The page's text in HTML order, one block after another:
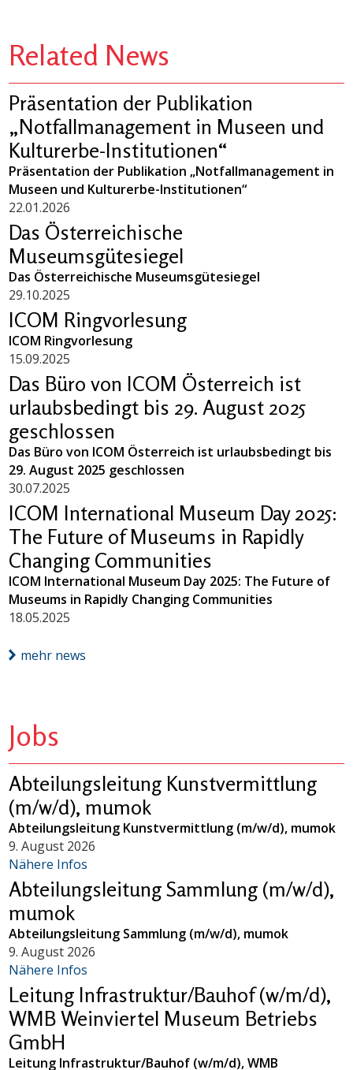
Related News
Präsentation der Publikation
„Notfallmanagement in Museen und
Kulturerbe-Institutionen“
Präsentation der Publikation „Notfallmanagement in
Museen und Kulturerbe-Institutionen“
22.01.2026
Das Österreichische
Museumsgütesiegel
Das Österreichische Museumsgütesiegel
29.10.2025
ICOM Ringvorlesung
ICOM Ringvorlesung
15.09.2025
Das Büro von ICOM Österreich ist
urlaubsbedingt bis 29. August 2025
geschlossen
Das Büro von ICOM Österreich ist urlaubsbedingt bis
29. August 2025 geschlossen
30.07.2025
ICOM International Museum Day 2025:
The Future of Museums in Rapidly
Changing Communities
ICOM International Museum Day 2025: The Future of
Museums in Rapidly Changing Communities
18.05.2025
mehr news
Jobs
Abteilungsleitung Kunstvermittlung
(m/w/d), mumok
Abteilungsleitung Kunstvermittlung (m/w/d), mumok
9. August 2026
Nähere Infos
Abteilungsleitung Sammlung (m/w/d),
mumok
Abteilungsleitung Sammlung (m/w/d), mumok
9. August 2026
Nähere Infos
Leitung Infrastruktur/Bauhof (w/m/d),
WMB Weinviertel Museum Betriebs
GmbH
Leitung Infrastruktur/Bauhof (w/m/d), WMB